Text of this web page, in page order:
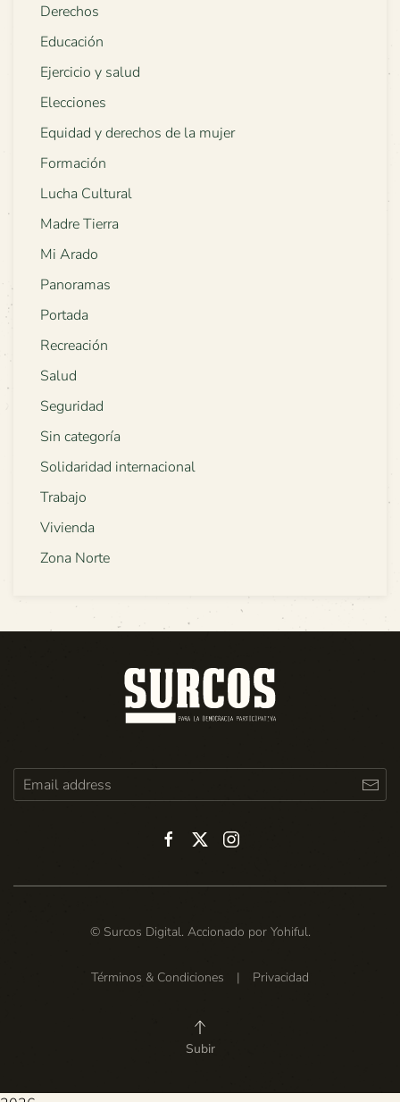
Derechos
Educación
Ejercicio y salud
Elecciones
Equidad y derechos de la mujer
Formación
Lucha Cultural
Madre Tierra
Mi Arado
Panoramas
Portada
Recreación
Salud
Seguridad
Sin categoría
Solidaridad internacional
Trabajo
Vivienda
Zona Norte
© Surcos Digital. Accionado por Yohiful.
Términos & Condiciones | Privacidad
Subir